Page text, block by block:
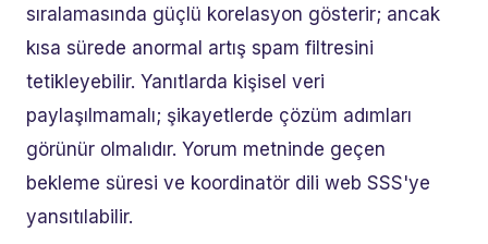
sıralamasında güçlü korelasyon gösterir; ancak
kısa sürede anormal artış spam filtresini
tetikleyebilir. Yanıtlarda kişisel veri
paylaşılmamalı; şikayetlerde çözüm adımları
görünür olmalıdır. Yorum metninde geçen
bekleme süresi ve koordinatör dili web SSS'ye
yansıtılabilir.